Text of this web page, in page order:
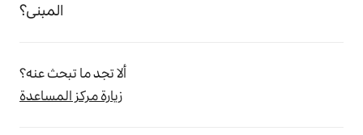
المبنى؟
ألا تجد ما تبحث عنه؟
زيارة مركز المساعدة